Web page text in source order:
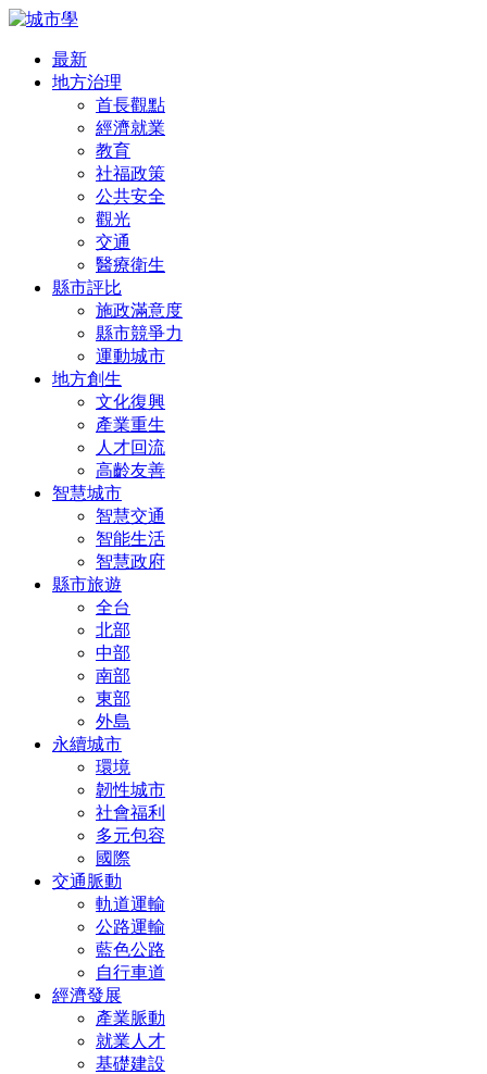
最新
地方治理
首長觀點
經濟就業
教育
社福政策
公共安全
觀光
交通
醫療衛生
縣市評比
施政滿意度
縣市競爭力
運動城市
地方創生
文化復興
產業重生
人才回流
高齡友善
智慧城市
智慧交通
智能生活
智慧政府
縣市旅遊
全台
北部
中部
南部
東部
外島
永續城市
環境
韌性城市
社會福利
多元包容
國際
交通脈動
軌道運輸
公路運輸
藍色公路
自行車道
經濟發展
產業脈動
就業人才
基礎建設